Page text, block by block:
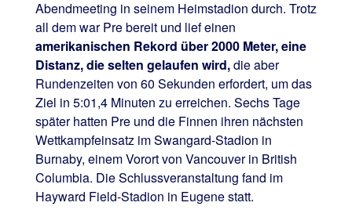
Abendmeeting in seinem Heimstadion durch. Trotz
all dem war Pre bereit und lief einen
amerikanischen Rekord über 2000 Meter, eine
Distanz, die selten gelaufen wird,die aber
Rundenzeiten von 60 Sekunden erfordert, um das
Ziel in 5:01,4 Minuten zu erreichen. Sechs Tage
später hatten Pre und die Finnen ihren nächsten
Wettkampfeinsatz im Swangard-Stadion in
Burnaby, einem Vorort von Vancouver in British
Columbia. Die Schlussveranstaltung fand im
Hayward Field-Stadion in Eugene statt.